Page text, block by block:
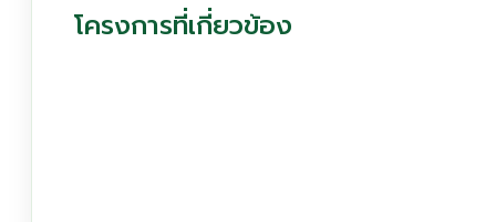
โครงการที่เกี่ยวข้อง